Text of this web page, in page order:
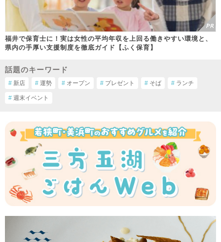
福井で保育士に！実は女性の平均年収を上回る働きやすい環境と、
県内の手厚い支援制度を徹底ガイド【ふく保育】
話題のキーワード
# 新店 # 運勢 # オープン # プレゼント # そば # ランチ
# 週末イベント